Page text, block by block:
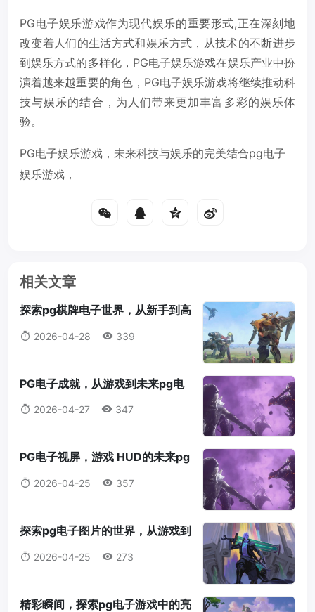
PG电子娱乐游戏作为现代娱乐的重要形式,正在深刻地
改变着人们的生活方式和娱乐方式，从技术的不断进步
到娱乐方式的多样化，PG电子娱乐游戏在娱乐产业中扮
演着越来越重要的角色，PG电子娱乐游戏将继续推动科
技与娱乐的结合，为人们带来更加丰富多彩的娱乐体
验。
PG电子娱乐游戏，未来科技与娱乐的完美结合pg电子
娱乐游戏，
相关文章
探索pg棋牌电子世界，从新手到高
手的全指南pg棋牌电子
2026-04-28 339
PG电子成就，从游戏到未来pg电
子成就
2026-04-27 347
PG电子视屏，游戏 HUD的未来pg
电子视屏
2026-04-25 357
探索pg电子图片的世界，从游戏到
2026-04-25 273
精彩瞬间，探索pg电子游戏中的亮